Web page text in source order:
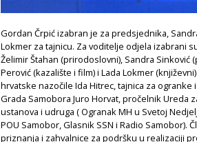
Gordan Črpić izabran je za predsjednika,
Lokmer za tajnicu. Za voditelje odjela izabrani
Želimir Štahan (prirodoslovni), Sandra Sinković
Perović (kazalište i film) i Lada Lokmer
hrvatske nazočile Ida Hitrec, tajnica za
Grada Samobora Juro Horvat, pročelnik Ureda
ustanova i udruga ( Ogranak MH u Svetoj
POU Samobor, Glasnik SSN i Radio Samobor).
priznanja i zahvalnice za podršku u realizaciji